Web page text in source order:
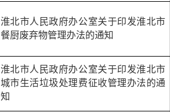
淮北市人民政府办公室关于印发淮北市
餐厨废弃物管理办法的通知
淮北市人民政府办公室关于印发淮北市
城市生活垃圾处理费征收管理办法的通
知